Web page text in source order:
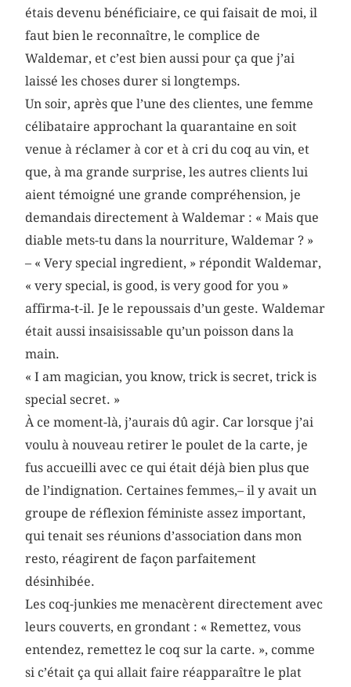
étais devenu bénéficiaire, ce qui faisait de moi, il
faut bien le reconnaître, le complice de
Waldemar, et c’est bien aussi pour ça que j’ai
laissé les choses durer si longtemps.
Un soir, après que l’une des clientes, une femme
célibataire approchant la quarantaine en soit
venue à réclamer à cor et à cri du coq au vin, et
que, à ma grande surprise, les autres clients lui
aient témoigné une grande compréhension, je
demandais directement à Waldemar : « Mais que
diable mets-tu dans la nourriture, Waldemar ? »
– « Very special ingredient, » répondit Waldemar,
« very special, is good, is very good for you »
affirma-t-il. Je le repoussais d’un geste. Waldemar
était aussi insaisissable qu’un poisson dans la
main.
« I am magician, you know, trick is secret, trick is
special secret. »
À ce moment-là, j’aurais dû agir. Car lorsque j’ai
voulu à nouveau retirer le poulet de la carte, je
fus accueilli avec ce qui était déjà bien plus que
de l’indignation. Certaines femmes,– il y avait un
groupe de réflexion féministe assez important,
qui tenait ses réunions d’association dans mon
resto, réagirent de façon parfaitement
désinhibée.
Les coq-junkies me menacèrent directement avec
leurs couverts, en grondant : « Remettez, vous
entendez, remettez le coq sur la carte. », comme
si c’était ça qui allait faire réapparaître le plat